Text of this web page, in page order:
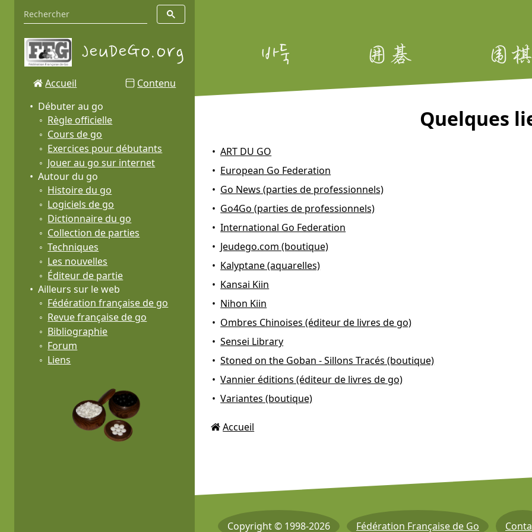
Accueil
Contenu
Débuter au go
Règle officielle
Cours de go
Exercices pour débutants
Jouer au go sur internet
Autour du go
Histoire du go
Logiciels de go
Dictionnaire du go
Collection de parties
Techniques
Les nouvelles
Éditeur de partie
Ailleurs sur le web
Fédération française de go
Revue française de go
Bibliographie
Forum
Liens
Quelques
ART DU GO
European Go Federation
Go News (parties de professionnels)
Go4Go (parties de professionnels)
International Go Federation
Jeudego.com (boutique)
Kalyptane (aquarelles)
Kansai Kiin
Nihon Kiin
Ombres Chinoises (éditeur de livres de go)
Sensei Library
Stoned on the Goban - Sillons Tracés (boutique)
Vannier éditions (éditeur de livres de go)
Variantes (boutique)
Accueil
Copyright © 1998-2026 Fédération Française de Go